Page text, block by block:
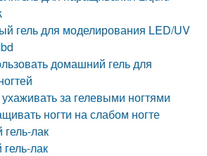
гель для моделирования LED/UV
домашний гель для
за гелевыми ногтями
ногти на слабом ногте
лак
лак